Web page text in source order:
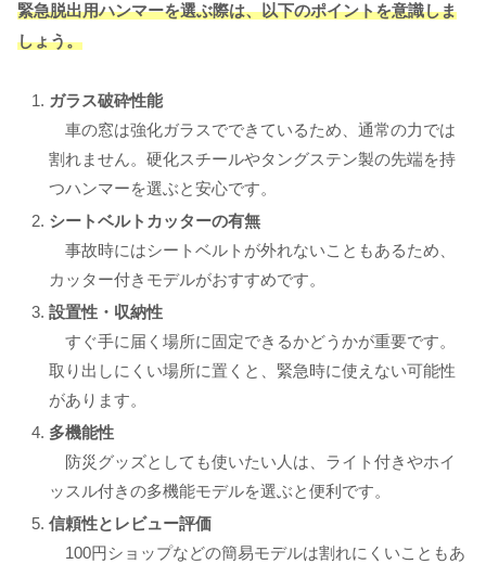
緊急脱出用ハンマーを選ぶ際は、以下のポイントを意識しま
しょう。
ガラス破砕性能
車の窓は強化ガラスでできているため、通常の力では
割れません。硬化スチールやタングステン製の先端を持
つハンマーを選ぶと安心です。
シートベルトカッターの有無
事故時にはシートベルトが外れないこともあるため、
カッター付きモデルがおすすめです。
設置性・収納性
すぐ手に届く場所に固定できるかどうかが重要です。
取り出しにくい場所に置くと、緊急時に使えない可能性
があります。
多機能性
防災グッズとしても使いたい人は、ライト付きやホイ
ッスル付きの多機能モデルを選ぶと便利です。
信頼性とレビュー評価
100円ショップなどの簡易モデルは割れにくいこともあ